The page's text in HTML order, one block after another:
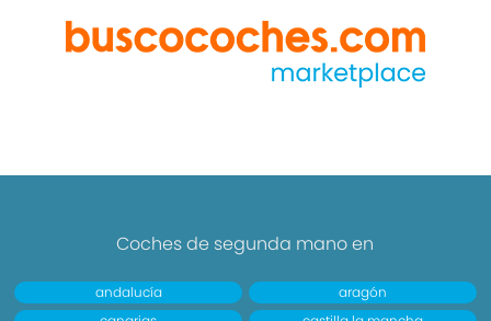
Coches de segunda mano en
andalucía
aragón